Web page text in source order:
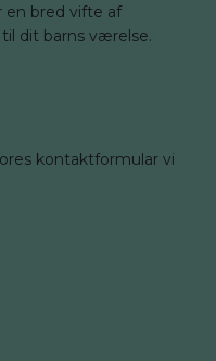
en bred vifte af
dit barns værelse.
kontaktformular vi